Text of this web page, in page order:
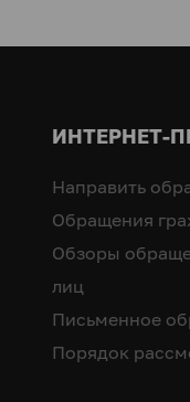
ИНТЕРНЕТ-
Направить
Обращения
Обзоры
лиц
Письменное
Порядок